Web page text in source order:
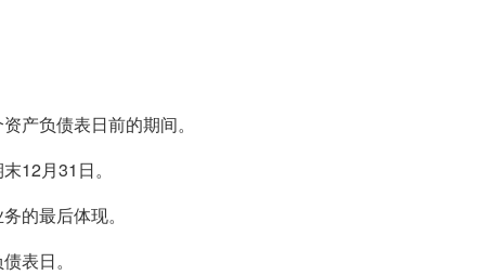
产负债表日前的期间。
12月31日。
的最后体现。
表日。